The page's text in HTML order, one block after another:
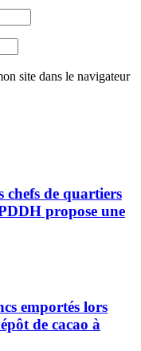
site dans le navigateur
chefs de quartiers
propose une
emportés lors
de cacao à